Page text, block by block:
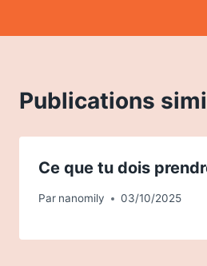
Publications
Ce que tu dois
Par nanomily 03/10/2025